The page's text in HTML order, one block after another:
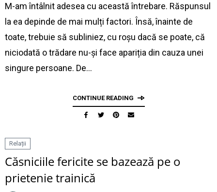
M-am întâlnit adesea cu această întrebare. Răspunsul
la ea depinde de mai mulți factori. Însă, înainte de
toate, trebuie să subliniez, cu roșu dacă se poate, că
niciodată o trădare nu-și face apariția din cauza unei
singure persoane. De…
CONTINUE READING
Relații
Căsniciile fericite se bazează pe o
prietenie trainică